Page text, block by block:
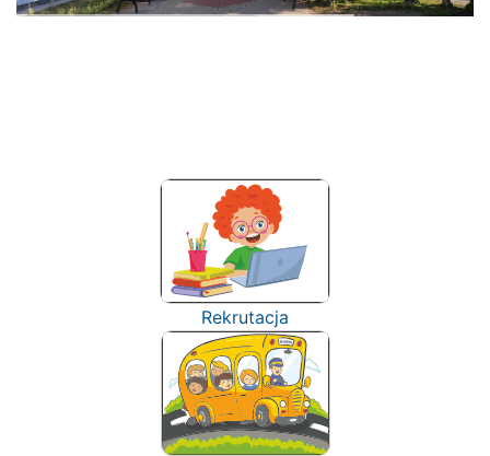
Rekrutacja